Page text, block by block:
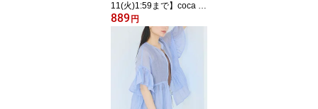
11(火)1:59まで】coca 裾
のスカラップデザインが
フェミニンなふんわりノ
ースリーブブラウス トッ
889 円